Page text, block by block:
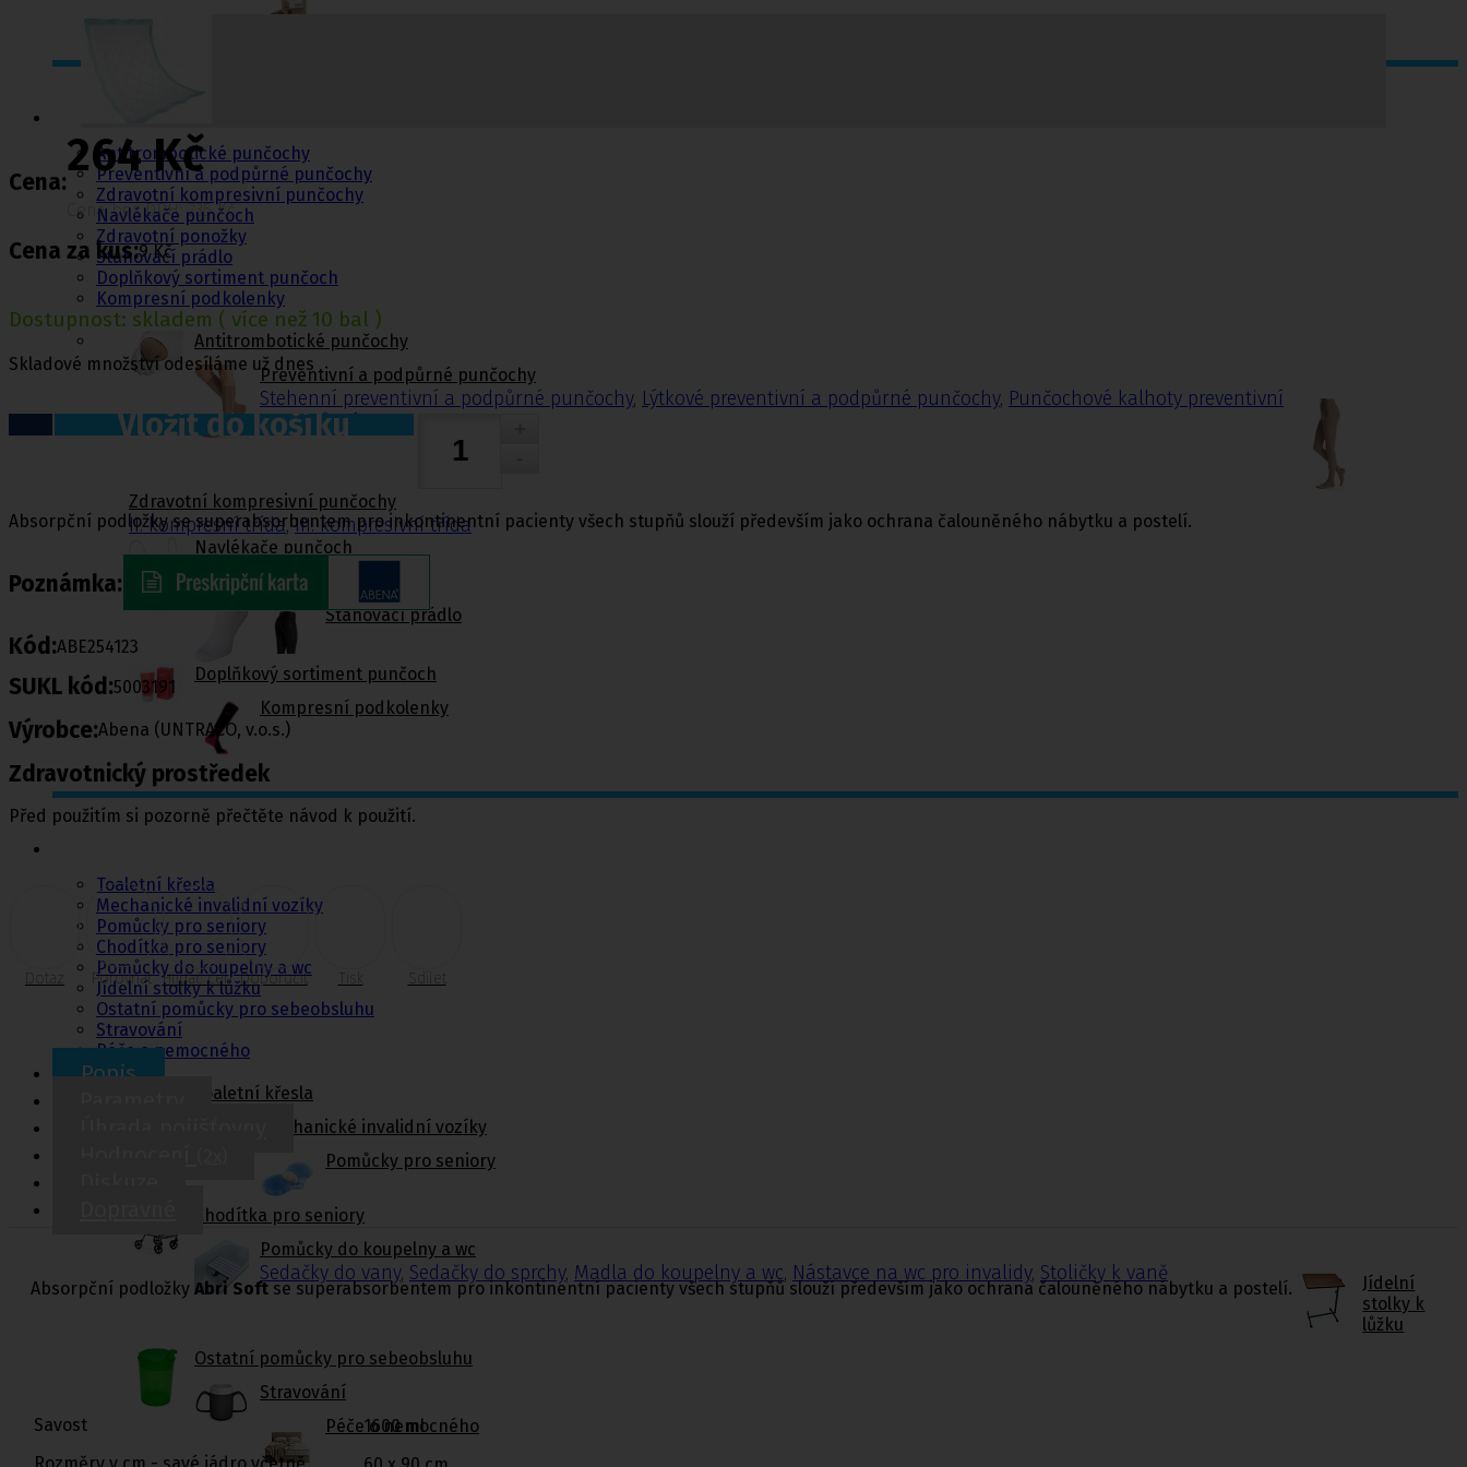
Antitrombotické punčochy
Preventivní a podpůrné punčochy
Zdravotní kompresivní punčochy
Navlékače punčoch
Zdravotní ponožky
Stahovací prádlo
Doplňkový sortiment punčoch
Kompresní podkolenky
Antitrombotické punčochy
Preventivní a podpůrné punčochy
Stehenní preventivní a podpůrné punčochy, Lýtkové preventivní a podpůrné punčochy, Punčochové kalhoty preventivní
a podpůrné
Zdravotní kompresivní punčochy
II. kompresní třída,III. kompresivní třída
Navlékače punčoch
Zdravotní ponožky
Stahovací prádlo
Doplňkový sortiment punčoch
Kompresní podkolenky
Pomůcky pro
Toaletní křesla
Mechanické invalidní vozíky
Pomůcky pro seniory
Chodítka pro seniory
Pomůcky do koupelny a wc
Jídelní stolky k lůžku
Ostatní pomůcky pro sebeobsluhu
Stravování
Péče o nemocného
Toaletní křesla
Mechanické invalidní vozíky
Pomůcky pro seniory
Chodítka pro seniory
Pomůcky do koupelny a wc
Sedačky do vany, Sedačky do sprchy, Madla do koupelny a wc, Nástavce na wc pro invalidy, Stoličky k vaně
Jídelní
stolky k
lůžku
Ostatní pomůcky pro sebeobsluhu
Stravování
Péče o nemocného
Cena:
264 Kč
Cena bez DPH: 235 Kč
Cena za kus:9 Kč
Dostupnost: skladem ( více než 10 bal )
Skladové množství odesíláme už dnes
Vložit do košíku
Absorpční podložky se superabsorbentem pro inkontinentní pacienty všech stupňů slouží především jako ochrana čalouněného nábytku a postelí.
Poznámka:
Kód:ABE254123
SUKL kód:5003191
Výrobce:Abena (UNTRACO, v.o.s.)
Zdravotnický prostředek
Před použitím si pozorně přečtěte návod k použití.
Dotaz Porovnat Hlídač cen Doporučit Tisk Sdílet
Popis
Absorpční podložky Abri Softse superabsorbentem pro inkontinentní pacienty všech stupňů slouží především jako ochrana čalouněného nábytku a postelí.
Savost
1600 ml
Rozměry v cm - savé jádro včetně